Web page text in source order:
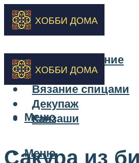
Бисероплетение
Вышивка
Вязание спицами
Декупаж
Канзаши
Меню
Меню
Сакура из